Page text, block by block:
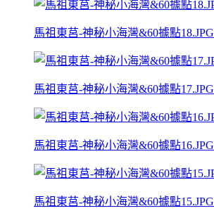
馬祖東莒-神秘小海灣&60據點18.JPG
馬祖東莒-神秘小海灣&60據點17.JPG
馬祖東莒-神秘小海灣&60據點16.JPG
馬祖東莒-神秘小海灣&60據點15.JPG